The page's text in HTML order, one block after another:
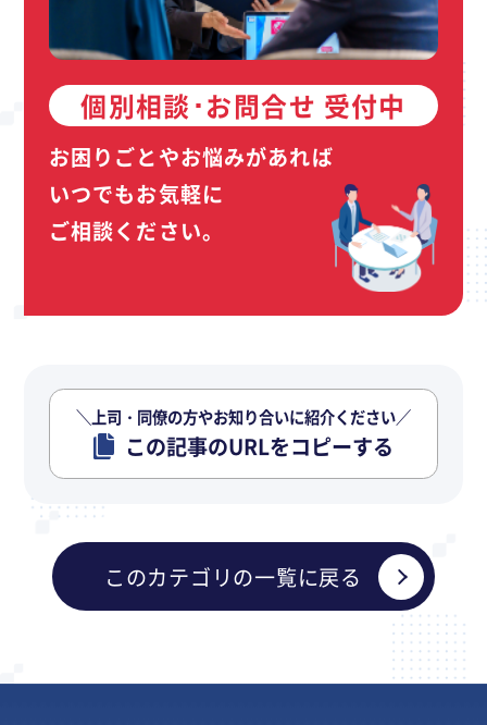
個別相談･お問合せ 受付中
お困りごとやお悩みがあれば
いつでもお気軽に
ご相談ください。
＼上司・同僚の方やお知り合いに紹介ください／
この記事のURLをコピーする
このカテゴリの一覧に戻る